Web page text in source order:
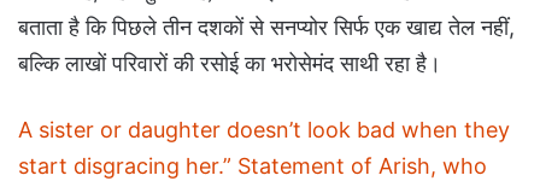
बताता है कि पिछले तीन दशकों से सनप्योर सिर्फ एक खाद्य तेल नहीं,
बल्कि लाखों परिवारों की रसोई का भरोसेमंद साथी रहा है।
A sister or daughter doesn’t look bad when they
start disgracing her.” Statement of Arish, who